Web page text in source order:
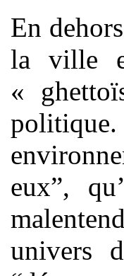
En
la ville
«
eux”,
univers